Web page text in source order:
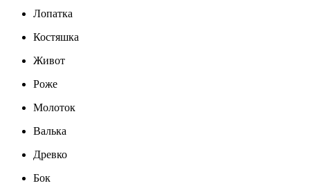
Лопатка
Костяшка
Живот
Роже
Молоток
Валька
Древко
Бок